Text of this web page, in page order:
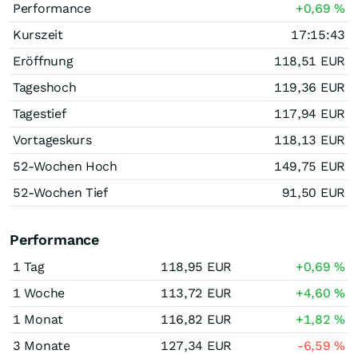
Performance
+0,69%
Kurszeit
17:15:43
Eröffnung
118,51 EUR
Tageshoch
119,36 EUR
Tagestief
117,94 EUR
Vortageskurs
118,13 EUR
52-Wochen Hoch
149,75 EUR
52-Wochen Tief
91,50 EUR
Performance
1 Tag 118,95 EUR +0,69%
1 Woche
113,72 EUR +4,60%
1 Monat
116,82 EUR +1,82%
3 Monate
127,34 EUR -6,59%